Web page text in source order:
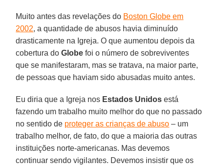
Muito antes das revelações do Boston Globe em
2002, a quantidade de abusos havia diminuído
drasticamente na Igreja. O que aumentou depois da
cobertura doGlobe foi o número de sobreviventes
que se manifestaram, mas se tratava, na maior parte,
de pessoas que haviam sido abusadas muito antes.
Eu diria que a Igreja nos Estados Unidos está
fazendo um trabalho muito melhor do que no passado
no sentido de proteger as crianças de abuso – um
trabalho melhor, de fato, do que a maioria das outras
instituições norte-americanas. Mas devemos
continuar sendo vigilantes. Devemos insistir que os